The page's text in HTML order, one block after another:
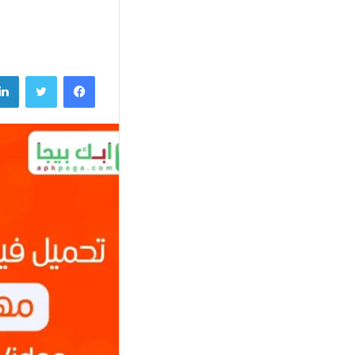
فيسبوك تويتر